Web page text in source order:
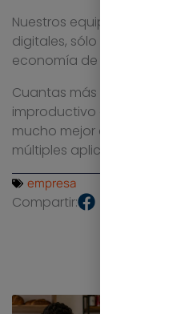
Nuestros equipos de
digitales, sólo por el
economía de trabajo.
Cuantas más
improductivo es todo.
mucho mejor enfocarse en
múltiples aplicaciones
empresa
Compartir: